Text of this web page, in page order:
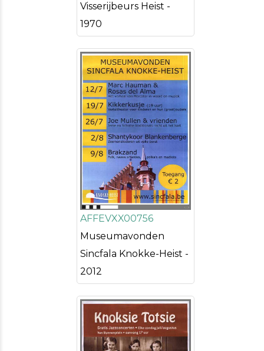
Visserijbeurs Heist -
1970
AFFEVXX00756
Museumavonden
Sincfala Knokke-Heist -
2012